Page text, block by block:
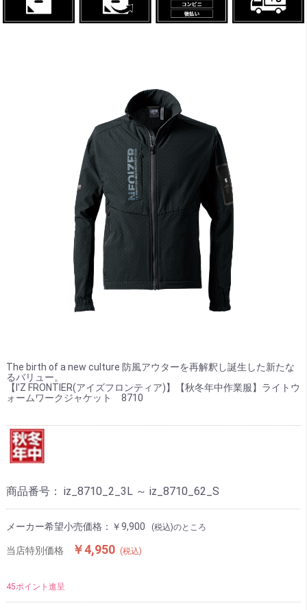
The birth of a new culture 防風アウターを再解釈し誕生した新たな
るバリュー。
【I'Z FRONTIER(アイズフロンティア)】【秋冬年中作業服】ライトウ
ォームワークジャケット 8710
商品番号： iz_8710_2_3L ～ iz_8710_62_S
メーカー希望小売価格： ￥9,900 (税込)のところ
当店特別価格 ￥4,950 (税込)
45ポイント進呈